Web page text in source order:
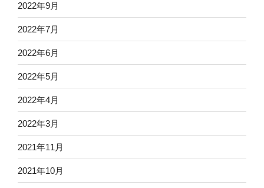
2022年9月
2022年7月
2022年6月
2022年5月
2022年4月
2022年3月
2021年11月
2021年10月